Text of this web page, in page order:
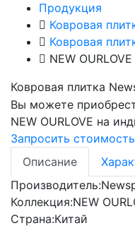
Продукция
Ковровая
Ковровая
NEW OURLOVE
Ковровая плитка
Вы можете
NEW OURLOVE на
Запросить стоимость
Описание
Производитель:
Коллекция:NEW
Страна:Китай